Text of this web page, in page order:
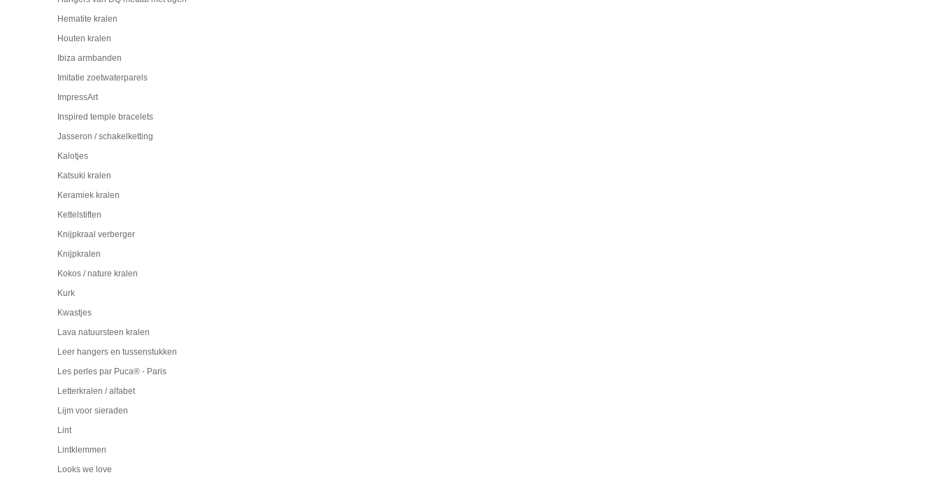
Hematite kralen
Houten kralen
Ibiza armbanden
Imitatie zoetwaterparels
ImpressArt
Inspired temple bracelets
Jasseron / schakelketting
Kalotjes
Katsuki kralen
Keramiek kralen
Kettelstiften
Knijpkraal verberger
Knijpkralen
Kokos / nature kralen
Kurk
Kwastjes
Lava natuursteen kralen
Leer hangers en tussenstukken
Les perles par Puca® - Paris
Letterkralen / alfabet
Lijm voor sieraden
Lint
Lintklemmen
Looks we love